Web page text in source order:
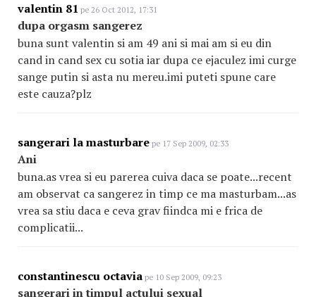
valentin 81 pe 26 Oct 2012, 17:31
dupa orgasm sangerez
buna sunt valentin si am 49 ani si mai am si eu din
cand in cand sex cu sotia iar dupa ce ejaculez imi curge
sange putin si asta nu mereu.imi puteti spune care
este cauza?plz
sangerari la masturbare pe 17 Sep 2009, 02:33
Ani
buna.as vrea si eu parerea cuiva daca se poate...recent
am observat ca sangerez in timp ce ma masturbam...as
vrea sa stiu daca e ceva grav fiindca mi e frica de
complicatii...
constantinescu octavia pe 10 Sep 2009, 09:23
sangerari in timpul actului sexual